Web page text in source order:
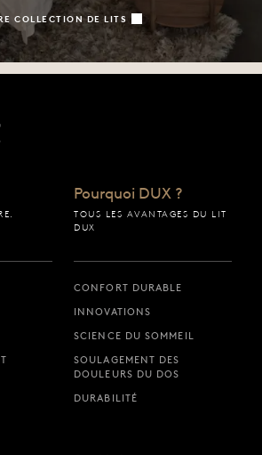
COLLECTION DE LITS
Pourquoi DUX ?
TOUS LES AVANTAGES DU LIT
DUX
CONFORT DURABLE
INNOVATIONS
SCIENCE DU SOMMEIL
SOULAGEMENT DES
DOULEURS DU DOS
DURABILITÉ